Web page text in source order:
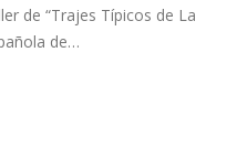
de “Trajes Típicos de La
de…